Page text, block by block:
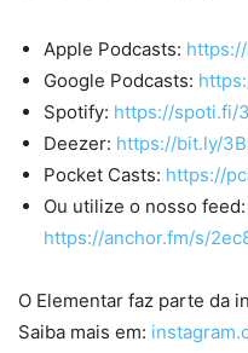
Apple Podcasts:
Google Podcasts:
Spotify: https://spoti.fi/
Deezer: https://bit.ly/
Pocket Casts: https://
Ou utilize o nosso feed:
https://anchor.fm/s/
O Elementar faz parte da
Saiba mais em: